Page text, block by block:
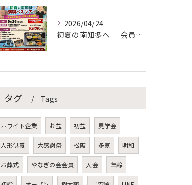
2026/04/24
初夏の南知多へ ― 会員様限定バスツアーのご案内
タグ Tags
ホワイト企業 お盆 初盆 見学会
人形供養 大感謝祭 松阪 多気 明和
お葬式 やなぎの会会員 入会 年齢